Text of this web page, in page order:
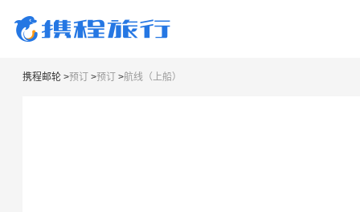
携程邮轮 >预订 >预订 >航线（上船）